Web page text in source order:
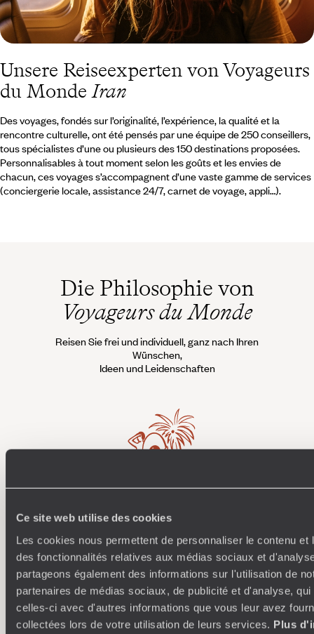
Ce site web utilise des cookies
Les cookies nous permettent de personnaliser le contenu et
des fonctionnalités relatives aux médias sociaux et
partageons également des informations sur l'utilisation de
partenaires de médias sociaux, de publicité et d'analyse,
celles-ci avec d'autres informations que vous leur avez
collectées lors de votre utilisation de leurs services. Plus
Unsere Reiseexperten von Voyageurs
du MondeIran
Des voyages, fondés sur l’originalité, l’expérience, la qualité et la
rencontre culturelle, ont été pensés par une équipe de 250 conseillers,
tous spécialistes d’une ou plusieurs des 150 destinations proposées.
Personnalisables à tout moment selon les goûts et les envies de
chacun, ces voyages s’accompagnent d’une vaste gamme de services
(conciergerie locale, assistance 24/7, carnet de voyage, appli…).
Die Philosophie von
Voyageurs du Monde
Reisen Sie frei und individuell, ganz nach Ihren
Wünschen,
Ideen und Leidenschaften
Wohin ich will
250 Reiseexperten, spezialisiert auf bestimmte Länder
und Regionen: Sie sind Ästheten mit unendlich vielen
Ideen, die Sie inspirieren und eine ultra-personalisierte
Reise für Sie entwerfen: Etappen, Unterkünfte,
Workshops, Begegnungen…
an,